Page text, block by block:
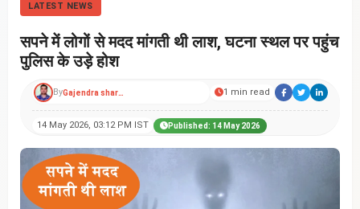
LATEST NEWS
सपने में लोगों से मदद मांगती थी लाश, घटना स्थल पर पहुंच
पुलिस के उड़े होश
By Gajendra sharma 1 min read
14 May 2026, 03:12 PM IST Published: 14 May 2026